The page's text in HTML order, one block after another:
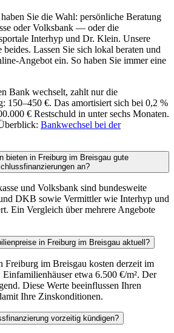
Sie die Wahl: persönliche Beratung
oder Volksbank — oder die
Interhyp und Dr. Klein. Unsere
Lassen Sie sich lokal beraten und
Angebot ein. So haben Sie immer eine
Bank wechselt, zahlt nur die
150–450 €. Das amortisiert sich bei 0,2 %
€ Restschuld in unter sechs Monaten.
Bankwechsel bei der
bieten in Freiburg im Breisgau gute
an?
und Volksbank sind bundesweite
DKB sowie Vermittler wie Interhyp und
Ein Vergleich über mehrere Angebote
in Freiburg im Breisgau aktuell?
Freiburg im Breisgau kosten derzeit im
etwa 6.500 €/m². Der
Diese Werte beeinflussen Ihren
Ihre Zinskonditionen.
vorzeitig kündigen?